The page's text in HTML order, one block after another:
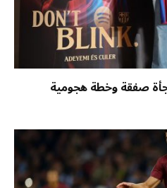
صفقة وخطة هجومية